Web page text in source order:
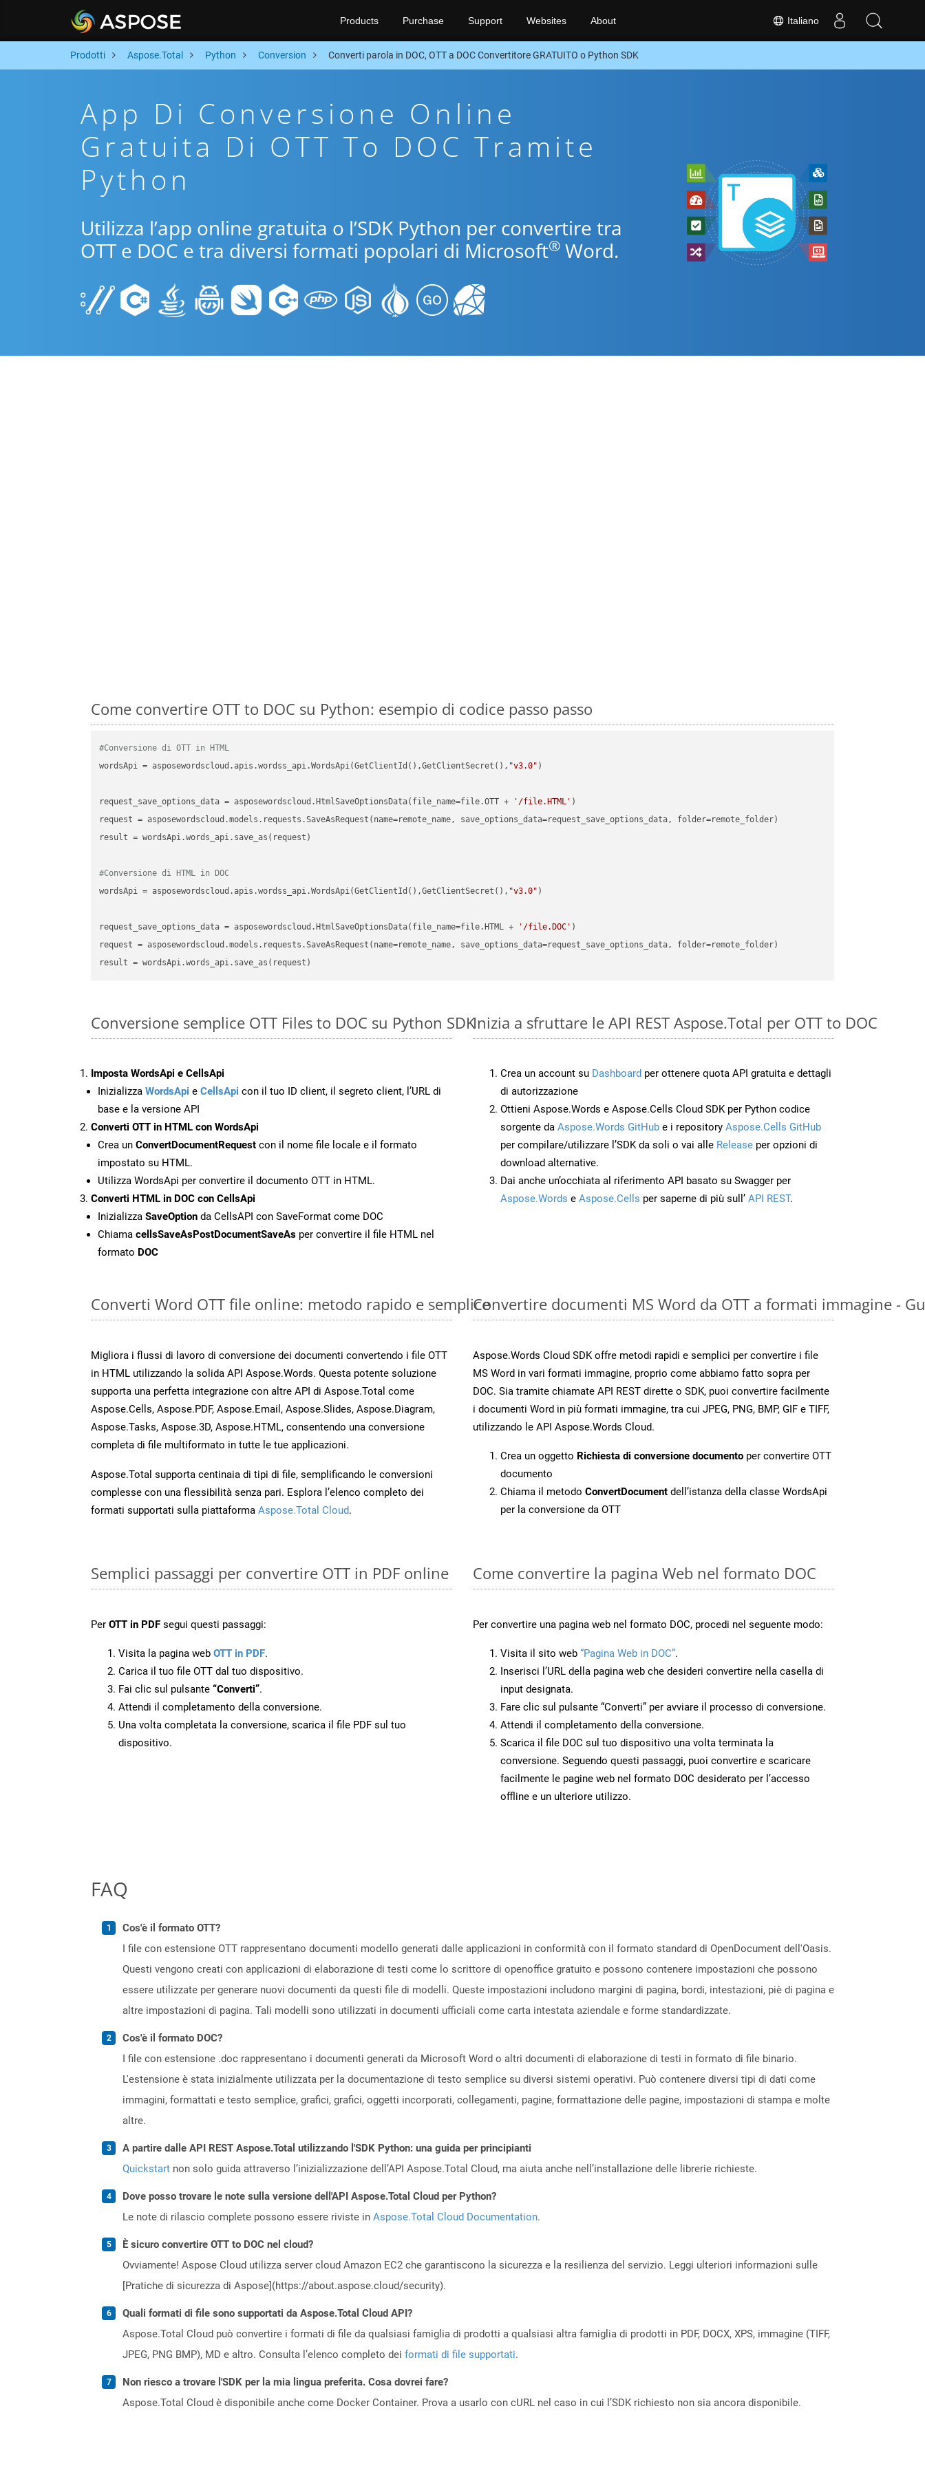
Italiano
Products Purchase Support Websites About
Prodotti Aspose.Total Python Conversion Converti parola in DOC, OTT a DOC Convertitore GRATUITO o Python SDK
App Di Conversione Online
Gratuita Di OTT To DOC Tramite
Python
Utilizza l’app online gratuita o l’SDK Python per convertire tra
OTT e DOC e tra diversi formati popolari di Microsoft® Word.
Come convertire OTT to DOC su Python: esempio di codice passo passo
#Conversione di OTT in HTML
wordsApi = asposewordscloud.apis.wordss_api.WordsApi(GetClientId(),GetClientSecret(), "v3.0" )
request_save_options_data = asposewordscloud.HtmlSaveOptionsData(file_name=file.OTT + '/file.HTML'
request
result = wordsApi.words_api.save_as(request)
#Conversione di HTML in DOC
wordsApi = asposewordscloud.apis.wordss_api.WordsApi(GetClientId(),GetClientSecret(), "v3.0" )
request_save_options_data = asposewordscloud.HtmlSaveOptionsData(file_name=file.HTML + '/file.DOC'
request
result
Conversione semplice OTT Files to DOC su Python SDK
Imposta WordsApi e CellsApi
Inizializza WordsApi e CellsApi con il tuo ID client, il segreto client, l’URL di
base e la versione API
Converti OTT in HTML con WordsApi
Crea un ConvertDocumentRequest con il nome file locale e il formato
impostato su HTML.
Utilizza WordsApi per convertire il documento OTT in HTML.
Converti HTML in DOC con CellsApi
Inizializza SaveOption da CellsAPI con SaveFormat come DOC
Chiama cellsSaveAsPostDocumentSaveAs per convertire il file HTML nel
formato DOC
Inizia a sfruttare le API REST Aspose.Total per OTT to DOC
Crea un account su Dashboard per ottenere quota API gratuita e dettagli
di autorizzazione
Ottieni Aspose.Words e Aspose.Cells Cloud SDK per Python codice
sorgente da Aspose.Words GitHub e i repository Aspose.Cells GitHub
per compilare/utilizzare l’SDK da soli o vai alle Release per opzioni di
download alternative.
Dai anche un’occhiata al riferimento API basato su Swagger per
Aspose.Words e Aspose.Cells per saperne di più sull’ API REST.
Converti Word OTT file online: metodo rapido e semplice
Migliora i flussi di lavoro di conversione dei documenti convertendo i file OTT
in HTML utilizzando la solida API Aspose.Words. Questa potente soluzione
supporta una perfetta integrazione con altre API di Aspose.Total come
Aspose.Cells, Aspose.PDF, Aspose.Email, Aspose.Slides, Aspose.Diagram,
Aspose.Tasks, Aspose.3D, Aspose.HTML, consentendo una conversione
completa di file multiformato in tutte le tue applicazioni.
Aspose.Total supporta centinaia di tipi di file, semplificando le conversioni
complesse con una flessibilità senza pari. Esplora l’elenco completo dei
formati supportati sulla piattaforma Aspose.Total Cloud.
Convertire documenti MS Word da OTT a formati immagine -
Aspose.Words Cloud SDK offre metodi rapidi e semplici per convertire i file
MS Word in vari formati immagine, proprio come abbiamo fatto sopra per
DOC. Sia tramite chiamate API REST dirette o SDK, puoi convertire facilmente
i documenti Word in più formati immagine, tra cui JPEG, PNG, BMP, GIF e TIFF,
utilizzando le API Aspose.Words Cloud.
Crea un oggetto Richiesta di conversione documento per convertire OTT
documento
Chiama il metodo ConvertDocument dell’istanza della classe WordsApi
per la conversione da OTT
Semplici passaggi per convertire OTT in PDF online
Per OTT in PDF segui questi passaggi:
Visita la pagina web OTT in PDF.
Carica il tuo file OTT dal tuo dispositivo.
Fai clic sul pulsante “Converti”.
Attendi il completamento della conversione.
Una volta completata la conversione, scarica il file PDF sul tuo
dispositivo.
Come convertire la pagina Web nel formato DOC
Per convertire una pagina web nel formato DOC, procedi nel seguente modo:
Visita il sito web “Pagina Web in DOC”.
Inserisci l’URL della pagina web che desideri convertire nella casella di
input designata.
Fare clic sul pulsante “Converti” per avviare il processo di conversione.
Attendi il completamento della conversione.
Scarica il file DOC sul tuo dispositivo una volta terminata la
conversione. Seguendo questi passaggi, puoi convertire e scaricare
facilmente le pagine web nel formato DOC desiderato per l’accesso
offline e un ulteriore utilizzo.
FAQ
Cos'è il formato OTT?
I file con estensione OTT rappresentano documenti modello generati dalle applicazioni in conformità con il formato standard di OpenDocument dell'Oasis.
Questi vengono creati con applicazioni di elaborazione di testi come lo scrittore di openoffice gratuito e possono contenere impostazioni che possono
essere utilizzate per generare nuovi documenti da questi file di modelli. Queste impostazioni includono margini di pagina, bordi, intestazioni, piè di pagina e
altre impostazioni di pagina. Tali modelli sono utilizzati in documenti ufficiali come carta intestata aziendale e forme standardizzate.
Cos'è il formato DOC?
I file con estensione .doc rappresentano i documenti generati da Microsoft Word o altri documenti di elaborazione di testi in formato di file binario.
L'estensione è stata inizialmente utilizzata per la documentazione di testo semplice su diversi sistemi operativi. Può contenere diversi tipi di dati come
immagini, formattati e testo semplice, grafici, grafici, oggetti incorporati, collegamenti, pagine, formattazione delle pagine, impostazioni di stampa e molte
altre.
A partire dalle API REST Aspose.Total utilizzando l'SDK Python: una guida per principianti
Quickstart non solo guida attraverso l’inizializzazione dell’API Aspose.Total Cloud, ma aiuta anche nell’installazione delle librerie richieste.
Dove posso trovare le note sulla versione dell'API Aspose.Total Cloud per Python?
Le note di rilascio complete possono essere riviste in Aspose.Total Cloud Documentation.
È sicuro convertire OTT to DOC nel cloud?
Ovviamente! Aspose Cloud utilizza server cloud Amazon EC2 che garantiscono la sicurezza e la resilienza del servizio. Leggi ulteriori informazioni sulle
[Pratiche di sicurezza di Aspose](https://about.aspose.cloud/security).
Quali formati di file sono supportati da Aspose.Total Cloud API?
Aspose.Total Cloud può convertire i formati di file da qualsiasi famiglia di prodotti a qualsiasi altra famiglia di prodotti in PDF, DOCX, XPS, immagine (TIFF,
JPEG, PNG BMP), MD e altro. Consulta l’elenco completo dei formati di file supportati.
Non riesco a trovare l'SDK per la mia lingua preferita. Cosa dovrei fare?
Aspose.Total Cloud è disponibile anche come Docker Container. Prova a usarlo con cURL nel caso in cui l’SDK richiesto non sia ancora disponibile.